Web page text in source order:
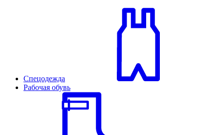
Спецодежда
Рабочая обувь